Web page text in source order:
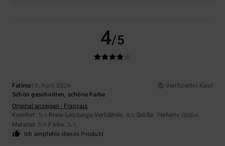
4/5
Fatima15. April 2026
Verifizierter Kauf
Schön geschnitten, schöne Farbe
Original anzeigen - Français
Komfort: 5/5 Preis-Leistungs-Verhältnis: 4/5 Größe: Perfekte Größe
Material: 5 /5 Farbe: 5/5
Ich empfehle dieses Produkt